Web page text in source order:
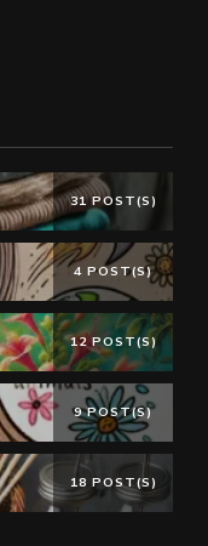
31 POST(S)
4 POST(S)
12 POST(S)
9 POST(S)
18 POST(S)